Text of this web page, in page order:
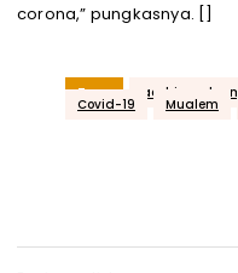
corona,” pungkasnya. []
Tags acehjurnal.com
Covid-19 Mualem